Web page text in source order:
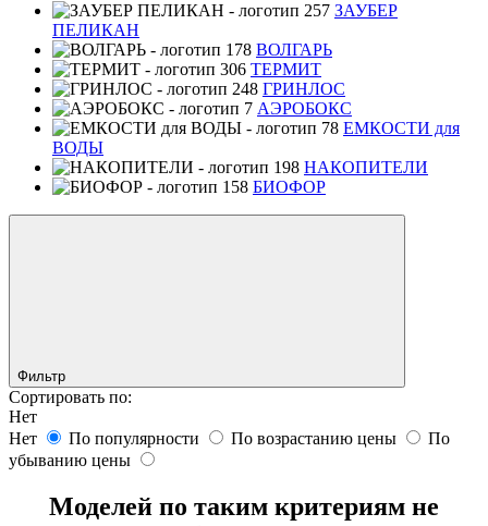
ЗАУБЕР
ПЕЛИКАН
ВОЛГАРЬ
ТЕРМИТ
ГРИНЛОС
АЭРОБОКС
ЕМКОСТИ для
ВОДЫ
НАКОПИТЕЛИ
БИОФОР
Фильтр
Сортировать по:
Нет
Нет
По популярности По возрастанию цены
По
убыванию цены
Моделей по таким критериям не